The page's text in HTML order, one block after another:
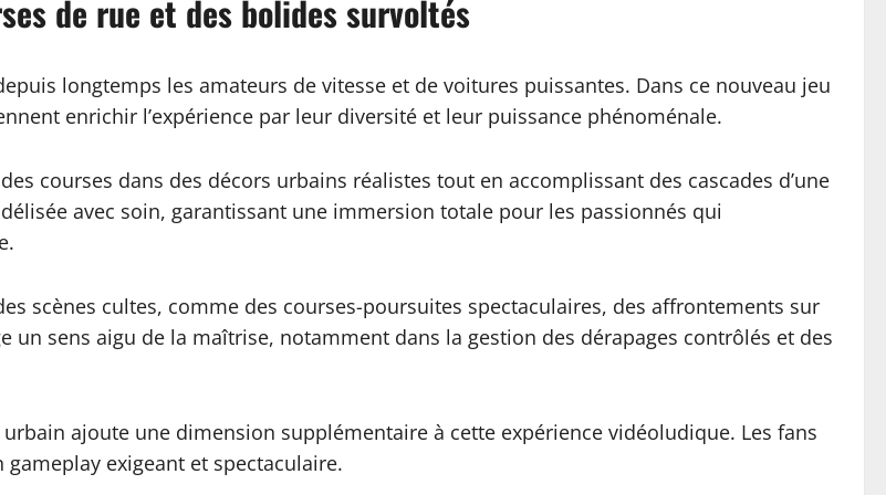
de rue et des bolides survoltés
longtemps les amateurs de vitesse et de voitures puissantes. Dans ce nouveau jeu
enrichir l’expérience par leur diversité et leur puissance phénoménale.
courses dans des décors urbains réalistes tout en accomplissant des cascades d’une
avec soin, garantissant une immersion totale pour les passionnés qui
scènes cultes, comme des courses-poursuites spectaculaires, des affrontements sur
un sens aigu de la maîtrise, notamment dans la gestion des dérapages contrôlés et des
ajoute une dimension supplémentaire à cette expérience vidéoludique. Les fans
exigeant et spectaculaire.